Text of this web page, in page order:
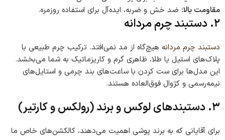
مقاومت بالا: ضد خش و ضربه، ایده‌آل برای استفاده روزمره.
۲. دستبند چرم مردانه
دستبند چرم مردانه هیچ‌گاه از مد نمی‌افتد. ترکیب چرم طبیعی با
پلاک‌های استیل یا طلا، ظاهری گرم و کاریزماتیک به شما می‌بخشد.
این مدل‌ها برای ست کردن با ساعت‌های بند چرمی و استایل‌های
نیمه‌رسمی و کژوال فوق‌العاده هستند.
۳. دستبندهای لوکس و برند (رولکس و کارتیر)
برای آقایانی که به برند پوشی اهمیت می‌دهند، کالکشن‌های خاص ما